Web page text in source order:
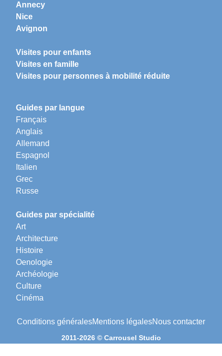
Annecy
Nice
Avignon
Visites pour enfants
Visites en famille
Visites pour personnes à mobilité réduite
Guides par langue
Français
Anglais
Allemand
Espagnol
Italien
Grec
Russe
Guides par spécialité
Art
Architecture
Histoire
Oenologie
Archéologie
Culture
Cinéma
Conditions généralesMentions légalesNous contacter
2011-2026 © Carrousel Studio